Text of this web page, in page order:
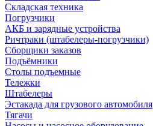
Складская техника
Погрузчики
АКБ и зарядные устройства
Ричтраки (штабелеры-погрузчики)
Сборщики заказов
Подъёмники
Столы подъемные
Тележки
Штабелеры
Эстакада для грузового автомобиля
Тягачи